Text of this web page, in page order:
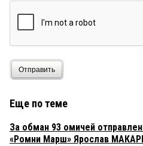
Отправить
Еще по теме
За обман 93 омичей
«Ромни Марш» Ярослав